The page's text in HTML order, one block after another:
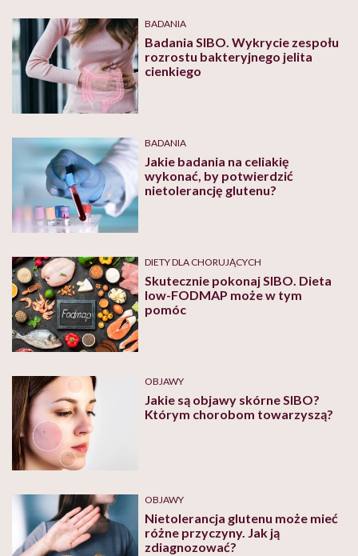
BADANIA
Badania SIBO. Wykrycie zespołu
rozrostu bakteryjnego jelita
cienkiego
BADANIA
Jakie badania na celiakię
wykonać, by potwierdzić
nietolerancję glutenu?
DIETY DLA CHORUJĄCYCH
Skutecznie pokonaj SIBO. Dieta
low-FODMAP może w tym
pomóc
OBJAWY
Jakie są objawy skórne SIBO?
Którym chorobom towarzyszą?
OBJAWY
Nietolerancja glutenu może mieć
różne przyczyny. Jak ją
zdiagnozować?